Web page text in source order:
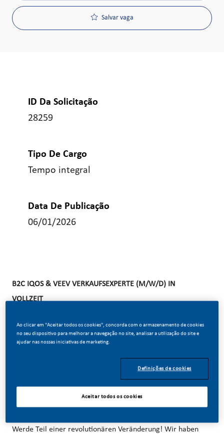
Salvar vaga
ID Da Solicitação
28259
Tipo De Cargo
Tempo integral
Data De Publicação
06/01/2026
B2C IQOS & VEEV VERKAUFSEXPERTE (M/W/D) IN
VOLLZEIT
WAS WIR SUCHEN:
liebst den direkten Kontakt mit Konsumenten (m/w/d) im
persönlichen Verkaufsgespräch? Du bist ein Teamplayer
(m/w/d), kommunikationsstark und kannst Menschen
begeistern?
Werde Teil einer revolutionären Veränderung! Wir haben
Ao clicar em "Aceitar todos os cookies", concorda com o armazenamento de cookies
no seu dispositivo para melhorar a navegação no site, analisar a utilização do site e
ajudar nas nossas iniciativas de marketing.
Definições de cookies
Aceitar todos os cookies